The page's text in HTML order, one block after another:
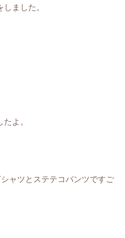
ました。
よ。
ャツとステテコパンツですご